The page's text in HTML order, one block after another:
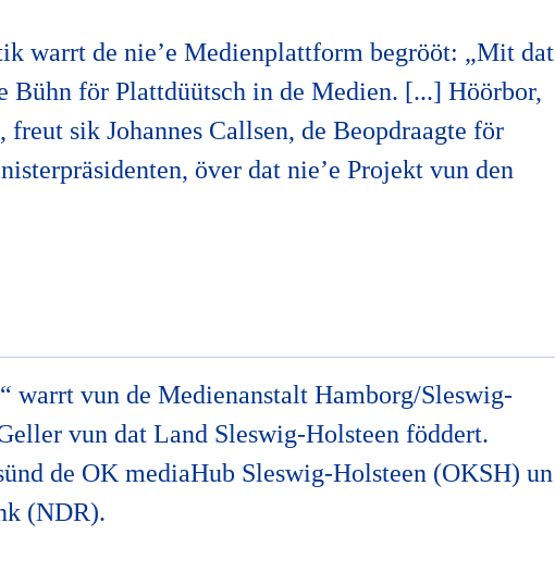
warrt de nie’e Medienplattform begrööt: „Mit dat
Bühn för Plattdüütsch in de Medien. [...] Höörbor,
sik Johannes Callsen, de Beopdraagte för
över dat nie’e Projekt vun den
warrt vun de Medienanstalt Hamborg/Sleswig-
vun dat Land Sleswig-Holsteen föddert.
de OK mediaHub Sleswig-Holsteen (OKSH) un
(NDR).